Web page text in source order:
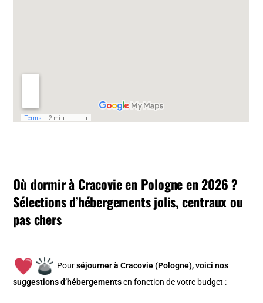
Où dormir à Cracovie en Pologne en 2026 ?
Sélections d’hébergements jolis, centraux ou
pas chers
Pourséjourner à Cracovie (Pologne), voici nos
suggestions d’hébergements en fonction de votre budget :